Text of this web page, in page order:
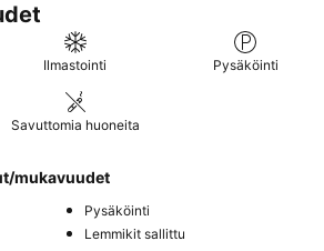
Ilmastointi Pysäköinti
Savuttomia huoneita
mukavuudet
Pysäköinti
Lemmikit sallittu